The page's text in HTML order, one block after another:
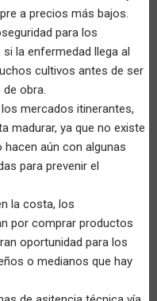
a precios más bajos.
para los
la enfermedad llega al
cultivos antes de ser
obra.
mercados itinerantes,
madurar, ya que no existe
aún con algunas
para prevenir el
la costa, los
por comprar productos
oportunidad para los
o medianos que hay